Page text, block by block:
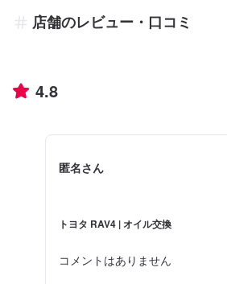
店舗のレビュー・口コミ
4.8
匿名さん
トヨタ RAV4 | オイル交換
コメントはありません